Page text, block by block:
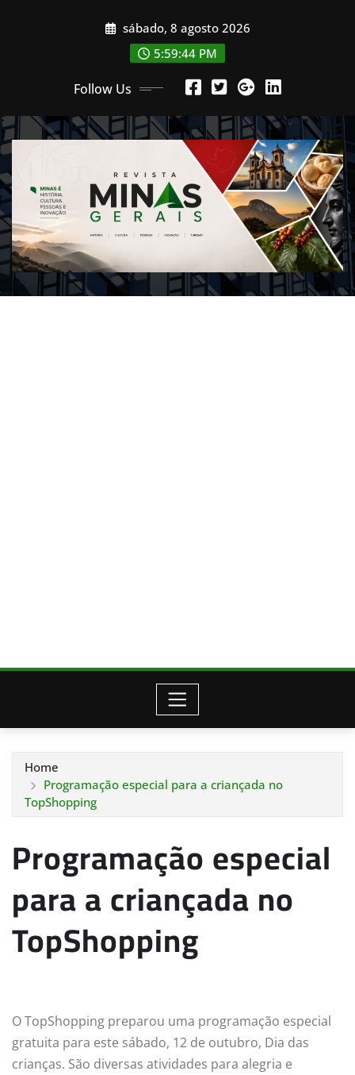
sábado, 8 agosto 2026
5:59:47 PM
Follow Us
Home
Programação especial para a criançada no
TopShopping
Programação especial
para a criançada no
TopShopping
O TopShopping preparou uma programação especial
gratuita para este sábado, 12 de outubro, Dia das
crianças. São diversas atividades para alegria e